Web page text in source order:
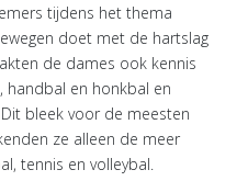
tijdens het thema
doet met de hartslag
de dames ook kennis
en honkbal en
bleek voor de meesten
ze alleen de meer
tennis en volleybal.